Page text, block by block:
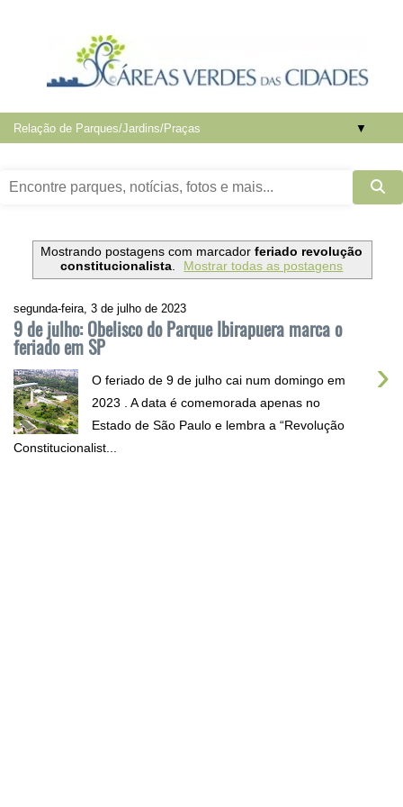
▼
Mostrando postagens com marcador feriado revolução
constitucionalista. Mostrar todas as postagens
segunda-feira, 3 de julho de 2023
9 de julho: Obelisco do Parque Ibirapuera marca o
feriado em SP
›
O feriado de 9 de julho cai num domingo em
2023 . A data é comemorada apenas no
Estado de São Paulo e lembra a “Revolução
Constitucionalist...